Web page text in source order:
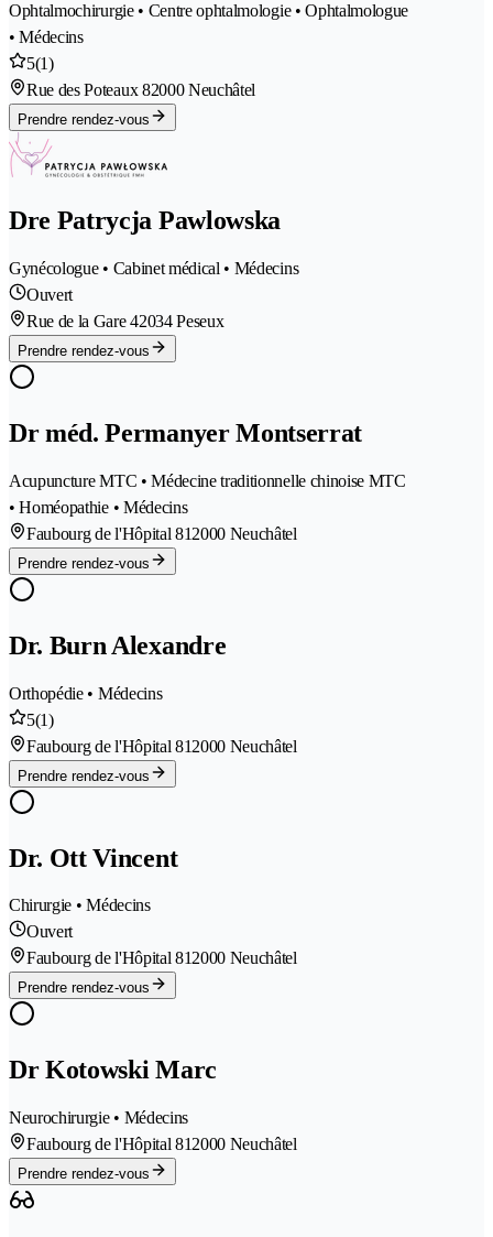
Ophtalmochirurgie • Centre ophtalmologie • Ophtalmologue
• Médecins
5(1)
Rue des Poteaux 82000 Neuchâtel
Prendre rendez-vous
Dre Patrycja Pawlowska
Gynécologue • Cabinet médical • Médecins
Ouvert
Rue de la Gare 42034 Peseux
Prendre rendez-vous
Dr méd. Permanyer Montserrat
Acupuncture MTC • Médecine traditionnelle chinoise MTC
• Homéopathie • Médecins
Faubourg de l'Hôpital 812000 Neuchâtel
Prendre rendez-vous
Dr. Burn Alexandre
Orthopédie • Médecins
5(1)
Faubourg de l'Hôpital 812000 Neuchâtel
Prendre rendez-vous
Dr. Ott Vincent
Chirurgie • Médecins
Ouvert
Faubourg de l'Hôpital 812000 Neuchâtel
Prendre rendez-vous
Dr Kotowski Marc
Neurochirurgie • Médecins
Faubourg de l'Hôpital 812000 Neuchâtel
Prendre rendez-vous